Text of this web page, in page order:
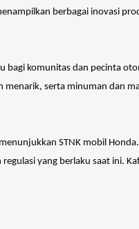
berbagai inovasi
bagi komunitas dan pecinta
serta minuman dan
STNK mobil
yang berlaku saat ini.